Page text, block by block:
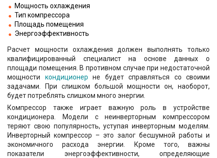
Мощность охлаждения
Тип компрессора
Площадь помещения
Энергоэффективность
Расчет мощности охлаждения должен выполнять только
квалифицированный специалист на основе данных о
площади помещения. В противном случае при недостаточной
мощности кондиционер не будет справляться со своими
задачами. При слишком большой мощности он, наоборот,
будет потреблять слишком много энергии.
Компрессор также играет важную роль в устройстве
кондиционера. Модели с неинверторным компрессором
теряют свою популярность, уступая инверторным моделям.
Инверторный компрессор – это залог бесшумной работы и
экономичного расхода энергии. Кроме того, важны
показатели энергоэффективности, определяющие